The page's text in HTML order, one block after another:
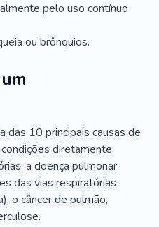
pelo uso contínuo
ou brônquios.
das 10 principais causas de
diretamente
a doença pulmonar
das vias respiratórias
o câncer de pulmão,